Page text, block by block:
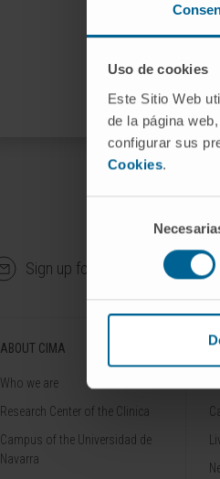
Uso de cookies
Este Sitio Web
de la página
configurar sus
Cookies.
consentimiento
Sign up for our newsletter
ABOUT CIMA
Who we are
Research Center of the Clinica
Campus of the Universidad de
Navarra